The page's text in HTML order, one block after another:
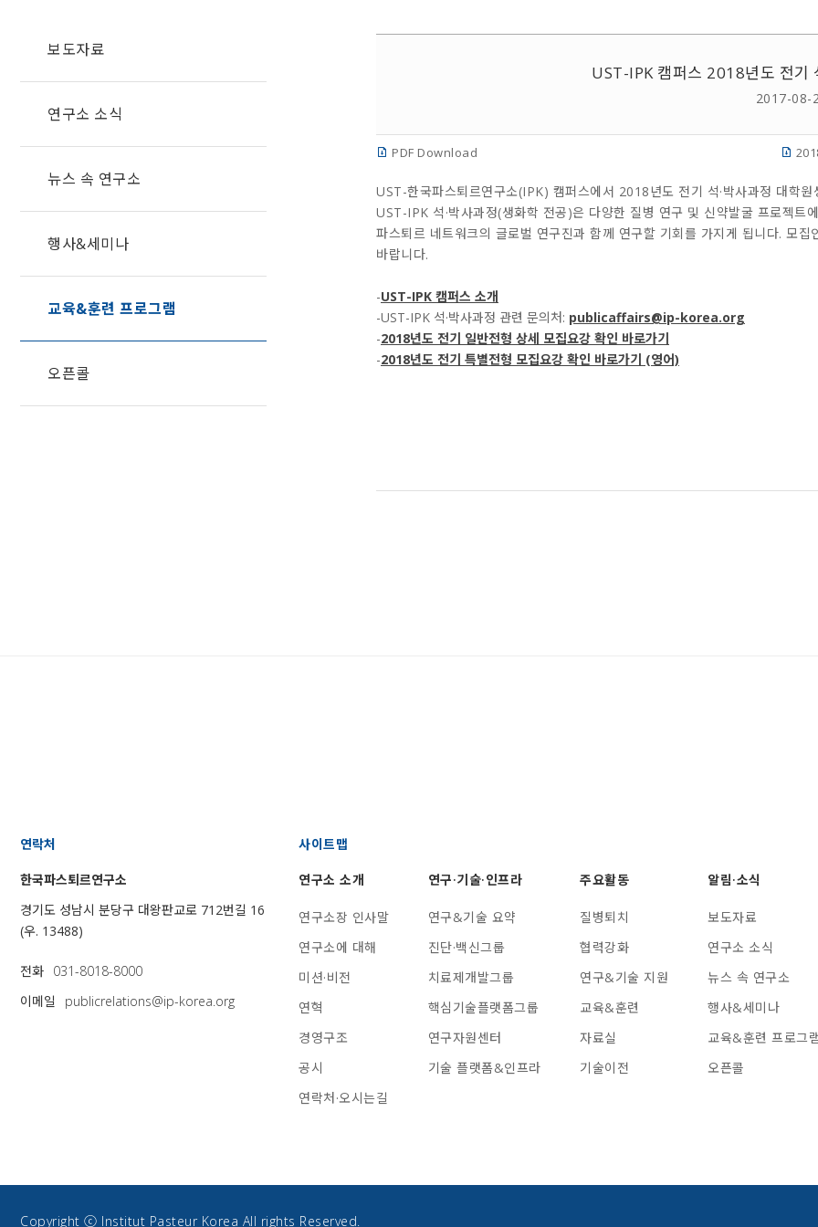
보도자료
연구소 소식
뉴스 속 연구소
행사&세미나
교육&훈련 프로그램
오픈콜
UST-IPK 캠퍼스 2018년도 전기
2017-08-
PDF Download
UST-한국파스퇴르연구소(IPK) 캠퍼스에서 2018년도 전기 석·박사과정 대학원
UST-IPK 석·박사과정(생화학 전공)은 다양한 질병 연구 및 신약발굴 프로젝
파스퇴르 네트워크의 글로벌 연구진과 함께 연구할 기회를 가지게 됩니다. 모
바랍니다.
-UST-IPK 캠퍼스 소개
-UST-IPK 석·박사과정 관련 문의처: publicaffairs@ip-korea.org
-2018년도 전기 일반전형 상세 모집요강 확인 바로가기
-2018년도 전기 특별전형 모집요강 확인 바로가기 (영어)
연락처
한국파스퇴르연구소
경기도 성남시 분당구 대왕판교로 712번길 16
(우. 13488)
전화 031-8018-8000
이메일
publicrelations@ip-korea.org
사이트맵
연구소 소개
연구소장 인사말
연구소에 대해
미션·비전
연혁
경영구조
공시
연락처·오시는길
연구·기술·인프라
연구&기술 요약
진단·백신그룹
치료제개발그룹
핵심기술플랫폼그룹
연구자원센터
기술 플랫폼&인프라
주요활동
질병퇴치
협력강화
연구&기술 지원
교육&훈련
자료실
기술이전
알림·소식
보도자료
연구소 소식
뉴스 속 연구소
행사&세미나
교육&훈련 프로그
오픈콜
Copyright ⓒ Institut Pasteur Korea All rights Reserved.